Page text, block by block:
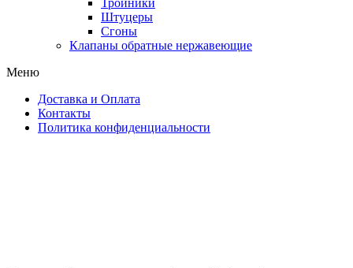
Тройники
Штуцеры
Сгоны
Клапаны обратные нержавеющие
Меню
Доставка и Оплата
Контакты
Политика конфиденциальности